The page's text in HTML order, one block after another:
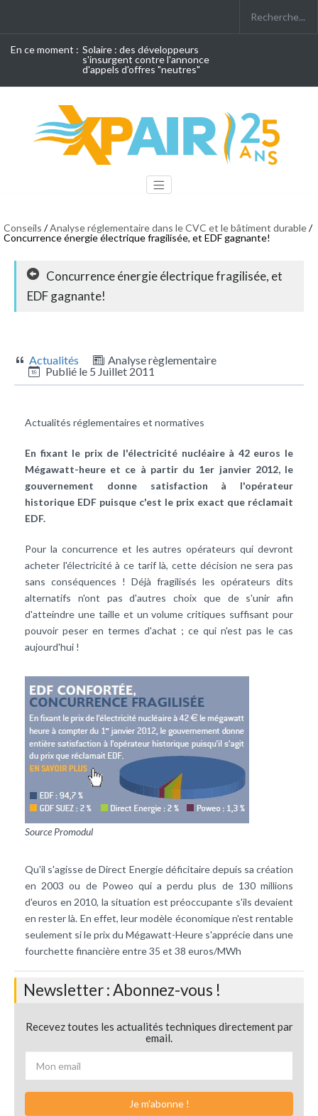
En ce moment : Solaire : des développeurs
s'insurgent contre l'annonce
d'appels d'offres "neutres"
Conseils /Analyse réglementaire dans le CVC et le bâtiment durable/
Concurrence énergie électrique fragilisée, et EDF gagnante!
Concurrence énergie électrique fragilisée, et
EDF gagnante!
Actualités
Analyse règlementaire
Publié le 5 Juillet 2011
Actualités réglementaires et normatives
En fixant le prix de l'électricité nucléaire à 42 euros le
Mégawatt-heure et ce à partir du 1er janvier 2012, le
gouvernement donne satisfaction à l'opérateur
historique EDF puisque c'est le prix exact que réclamait
EDF.
Pour la concurrence et les autres opérateurs qui devront
acheter l'électricité à ce tarif là, cette décision ne sera pas
sans conséquences ! Déjà fragilisés les opérateurs dits
alternatifs n'ont pas d'autres choix que de s'unir afin
d'atteindre une taille et un volume critiques suffisant pour
pouvoir peser en termes d'achat ; ce qui n'est pas le cas
aujourd'hui !
Source Promodul
Qu'il s'agisse de Direct Energie déficitaire depuis sa création
en 2003 ou de Poweo qui a perdu plus de 130 millions
d'euros en 2010, la situation est préoccupante s'ils devaient
en rester là. En effet, leur modèle économique n'est rentable
seulement si le prix du Mégawatt-Heure s'apprécie dans une
fourchette financière entre 35 et 38 euros/MWh
Newsletter : Abonnez-vous !
Recevez toutes les actualités techniques directement par
email.
Je m'abonne !